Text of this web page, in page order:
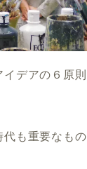
イデアの６原
も重要なもの